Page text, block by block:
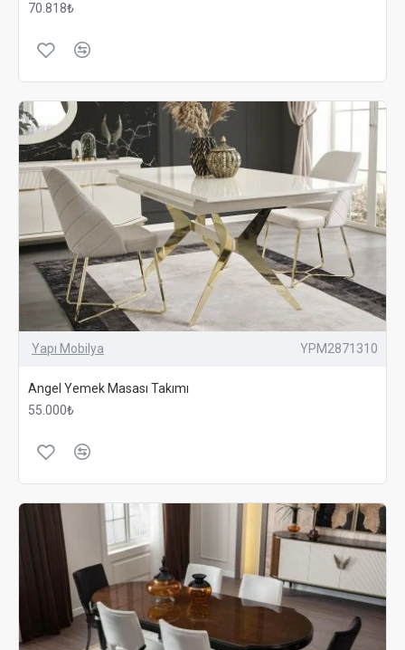
70.818₺
Yapı Mobilya YPM2871310
Angel Yemek Masası Takımı
55.000₺